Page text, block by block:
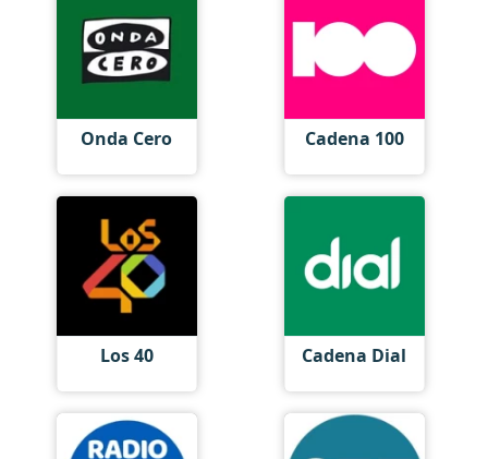
Onda Cero Cadena 100
Los 40 Cadena Dial